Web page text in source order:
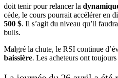
doit tenir pour relancer la
cède, le cours pourrait accélérer en
500 $. Il s’agit du niveau qu’il
bulls.
Malgré la chute, le RSI continue
baissière. Les acheteurs ont